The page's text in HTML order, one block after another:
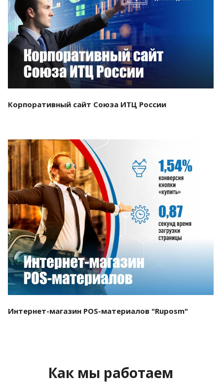
Смотреть проект
Корпоративный сайт Союза ИТЦ России
Смотреть проект
Интернет-магазин POS-материалов "Ruposm"
Как мы работаем